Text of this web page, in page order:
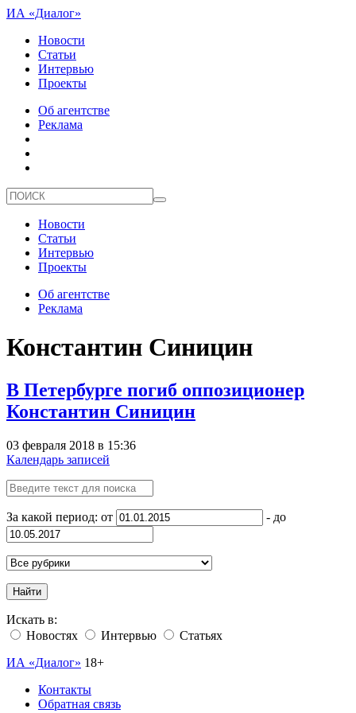
ИА «Диалог»
Новости
Статьи
Интервью
Проекты
Об агентстве
Реклама
Новости
Статьи
Интервью
Проекты
Об агентстве
Реклама
Константин Синицин
В Петербурге погиб оппозиционер
Константин Синицин
03 февраля 2018 в 15:36
Календарь записей
За какой период: от - до
Найти
Искать в:
Новостях
Интервью
Статьях
ИА «Диалог» 18+
Контакты
Обратная связь